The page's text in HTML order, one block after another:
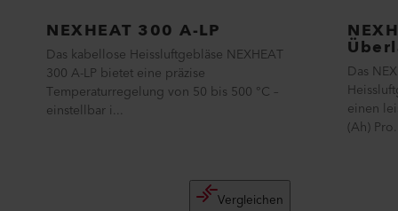
NEXHEAT 300 A-LP
Das kabellose Heissluftgebläse NEXHEAT
300 A-LP bietet eine präzise
Temperaturregelung von 50 bis 500 °C –
einstellbar i...
Vergleichen
Das
einen
(Ah)